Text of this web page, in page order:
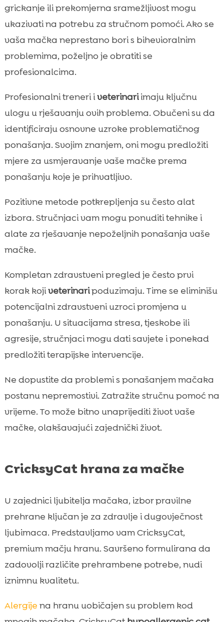
grickanje ili prekomjerna sramežljivost mogu
ukazivati na potrebu za stručnom pomoći. Ako se
vaša mačka neprestano bori s bihevioralnim
problemima, poželjno je obratiti se
profesionalcima.
Profesionalni treneri iveterinariimaju ključnu
ulogu u rješavanju ovih problema. Obučeni su da
identificiraju osnovne uzroke problematičnog
ponašanja. Svojim znanjem, oni mogu predložiti
mjere za usmjeravanje vaše mačke prema
ponašanju koje je prihvatljivo.
Pozitivne metode potkrepljenja su često alat
izbora. Stručnjaci vam mogu ponuditi tehnike i
alate za rješavanje nepoželjnih ponašanja vaše
mačke.
Kompletan zdravstveni pregled je često prvi
korak kojiveterinaripoduzimaju. Time se eliminišu
potencijalni zdravstveni uzroci promjena u
ponašanju. U situacijama stresa, tjeskobe ili
agresije, stručnjaci mogu dati savjete i ponekad
predložiti terapijske intervencije.
Ne dopustite da problemi s ponašanjem mačaka
postanu nepremostivi. Zatražite stručnu pomoć na
vrijeme. To može bitno unaprijediti život vaše
mačke, olakšavajući zajednički život.
CricksyCat hrana za mačke
U zajednici ljubitelja mačaka, izbor pravilne
prehrane ključan je za zdravlje i dugovječnost
ljubimaca. Predstavljamo vam CricksyCat,
premium mačju hranu. Savršeno formulirana da
zadovolji različite prehrambene potrebe, nudi
iznimnu kvalitetu.
Alergije na hranu uobičajen su problem kod